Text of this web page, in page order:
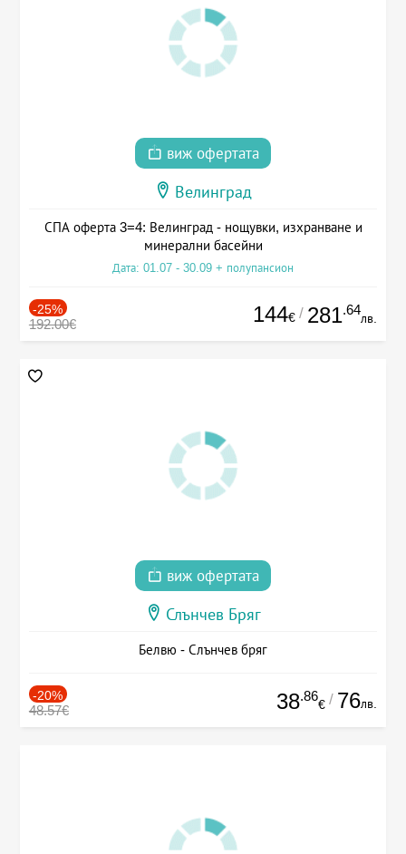
виж офертата
Велинград
СПА оферта 3=4: Велинград - нощувки, изхранване и
минерални басейни
Дата: 01.07 - 30.09 + полупансион
-25%
192.00€ 144€ / 281.64
лв.
виж офертата
Слънчев Бряг
Белвю - Слънчев бряг
-20%
48.57€ 38.86
€ / 76лв.